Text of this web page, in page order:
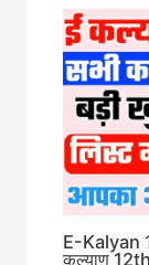
E-Kalyan
कल्याण